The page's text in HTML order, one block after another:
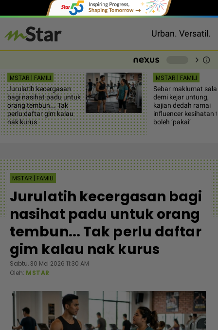
Urban. Versatil.
chevron_right info
MSTAR | FAMILI
Jurulatih kecergasan
bagi nasihat padu untuk
orang tembun... Tak
perlu daftar gim kalau
nak kurus
MSTAR | FAMILI
Sebar maklumat
demi kejar untung,
kajian dedah ramai
influencer kesihatan
boleh ‘pakai’
MSTAR | FAMILI
Jurulatih kecergasan bagi
nasihat padu untuk orang
tembun... Tak perlu daftar
gim kalau nak kurus
Sabtu, 30 Mei 2026 11:30 AM
Oleh: MSTAR